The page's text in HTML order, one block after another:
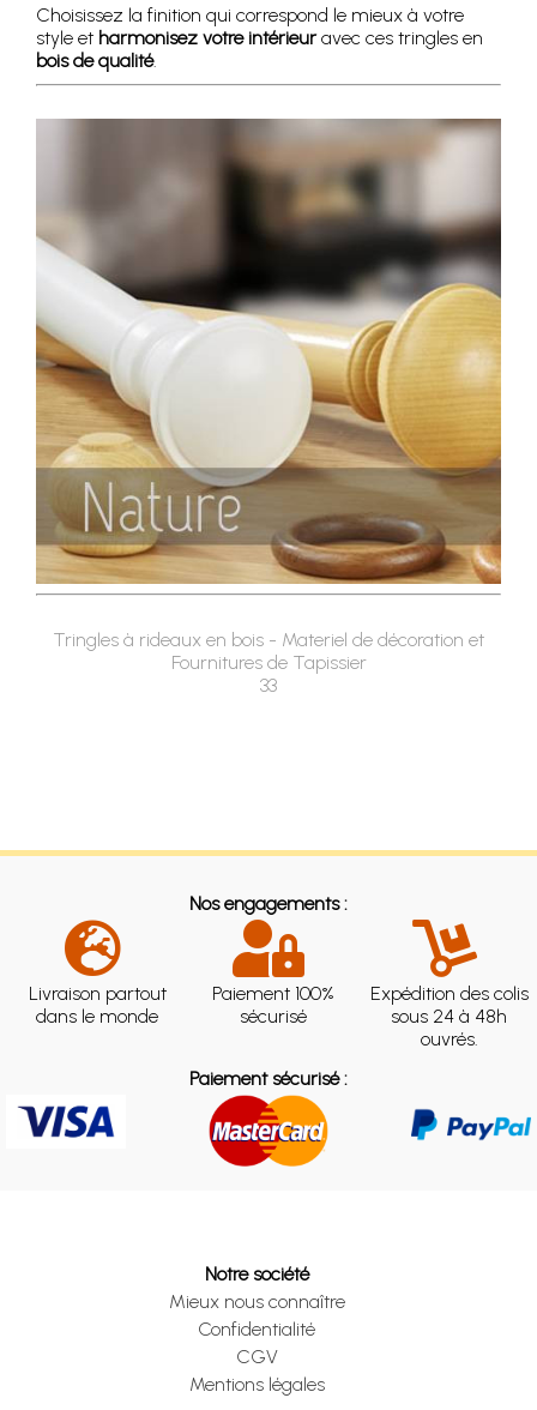
Choisissez la finition qui correspond le mieux à votre
style et harmonisez votre intérieuravec ces tringles en
bois de qualité.
Tringles à rideaux en bois - Materiel de décoration et
Fournitures de Tapissier
33
Nos engagements :
Livraison partout
dans le monde
Paiement 100%
sécurisé
Expédition des colis
sous 24 à 48h
ouvrés.
Paiement sécurisé :
Notre société
Mieux nous connaître
Confidentialité
CGV
Mentions légales